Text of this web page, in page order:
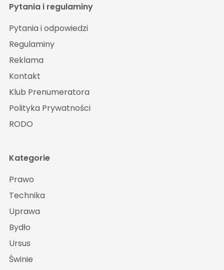
Pytania i regulaminy
Pytania i odpowiedzi
Regulaminy
Reklama
Kontakt
Klub Prenumeratora
Polityka Prywatności
RODO
Kategorie
Prawo
Technika
Uprawa
Bydło
Ursus
Świnie